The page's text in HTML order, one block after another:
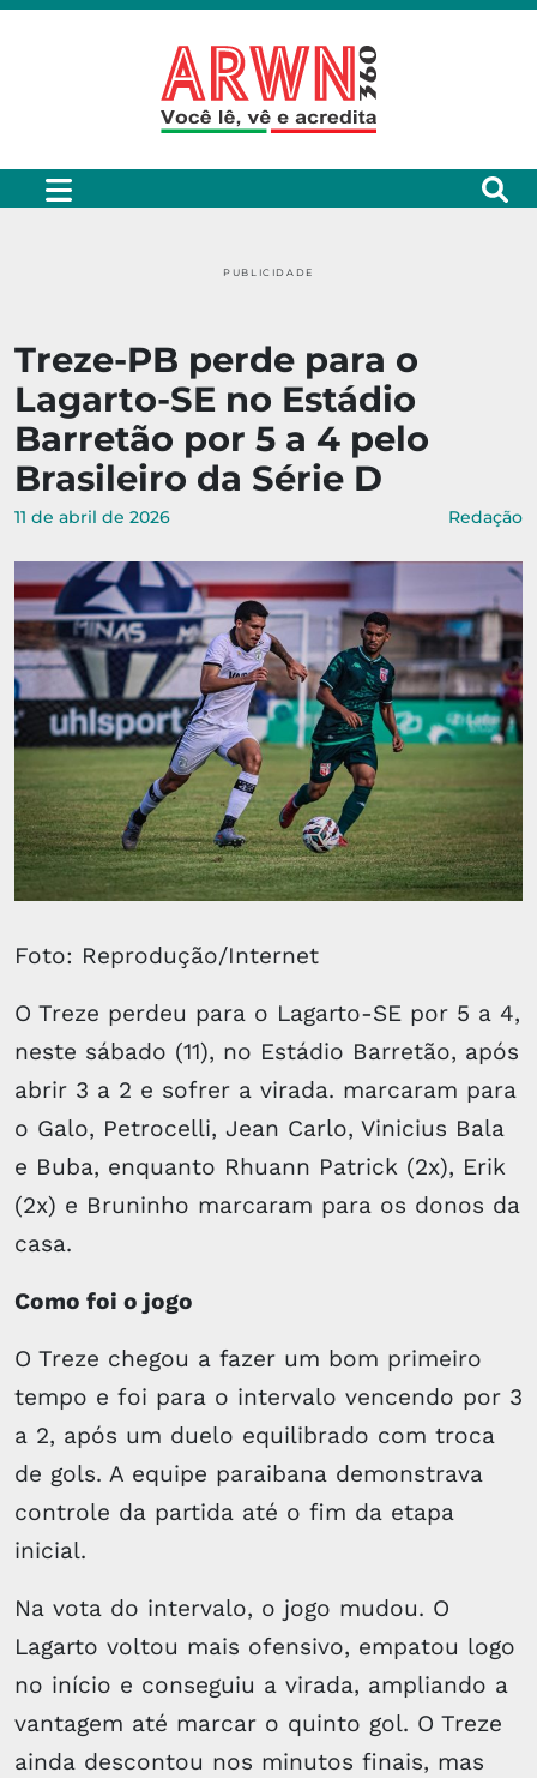
PUBLICIDADE
Treze-PB perde para o
Lagarto-SE no Estádio
Barretão por 5 a 4 pelo
Brasileiro da Série D
11 de abril de 2026 Redação
Foto: Reprodução/Internet
O Treze perdeu para o Lagarto-SE por 5 a 4,
neste sábado (11), no Estádio Barretão, após
abrir 3 a 2 e sofrer a virada. marcaram para
o Galo, Petrocelli, Jean Carlo, Vinicius Bala
e Buba, enquanto Rhuann Patrick (2x), Erik
(2x) e Bruninho marcaram para os donos da
casa.
Como foi o jogo
O Treze chegou a fazer um bom primeiro
tempo e foi para o intervalo vencendo por 3
a 2, após um duelo equilibrado com troca
de gols. A equipe paraibana demonstrava
controle da partida até o fim da etapa
inicial.
Na vota do intervalo, o jogo mudou. O
Lagarto voltou mais ofensivo, empatou logo
no início e conseguiu a virada, ampliando a
vantagem até marcar o quinto gol. O Treze
ainda descontou nos minutos finais, mas